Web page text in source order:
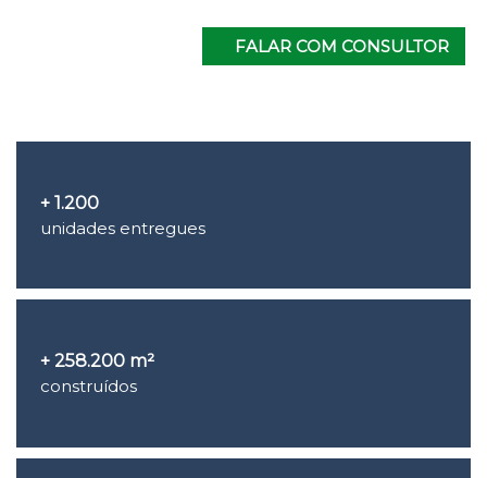
FALAR COM CONSULTOR
+ 1.200
unidades entregues
+ 258.200 m²
construídos